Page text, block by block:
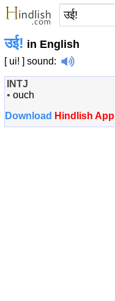
उई! in English
[ ui! ] sound:
INTJ
• ouch
Download Hindlish App